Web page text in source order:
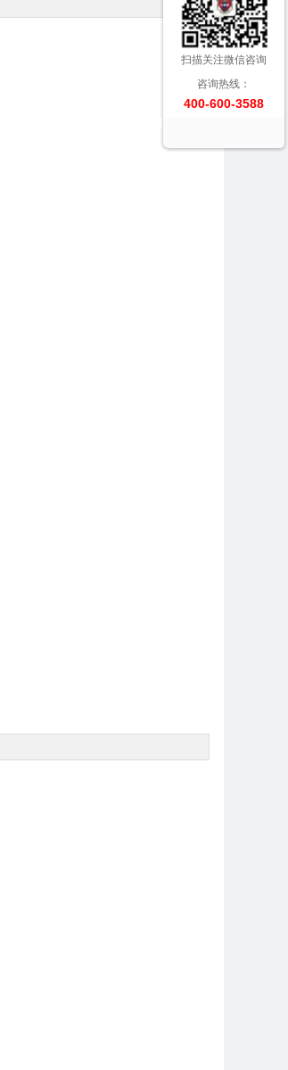
扫描关注微信咨询
咨询热线：
400-600-3588